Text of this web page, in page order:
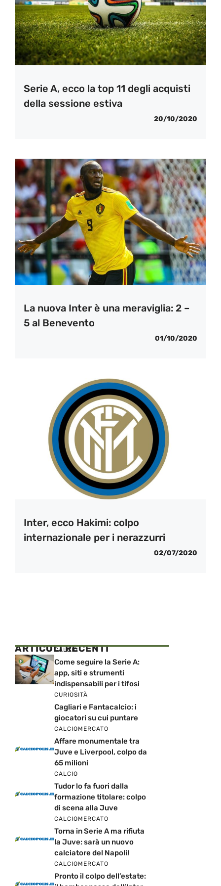
Serie A, ecco la top 11 degli acquisti
della sessione estiva
20/10/2020
La nuova Inter è una meraviglia: 2 –
5 al Benevento
01/10/2020
Inter, ecco Hakimi: colpo
internazionale per i nerazzurri
02/07/2020
ARTICOLI RECENTI
CALCIO
Come seguire la Serie A:
app, siti e strumenti
indispensabili per i tifosi
CURIOSITÀ
Cagliari e Fantacalcio: i
giocatori su cui puntare
CALCIOMERCATO
Affare monumentale tra
Juve e Liverpool, colpo da
65 milioni
CALCIO
Tudor lo fa fuori dalla
formazione titolare: colpo
di scena alla Juve
CALCIOMERCATO
Torna in Serie A ma rifiuta
la Juve: sarà un nuovo
calciatore del Napoli!
CALCIOMERCATO
Pronto il colpo dell’estate: